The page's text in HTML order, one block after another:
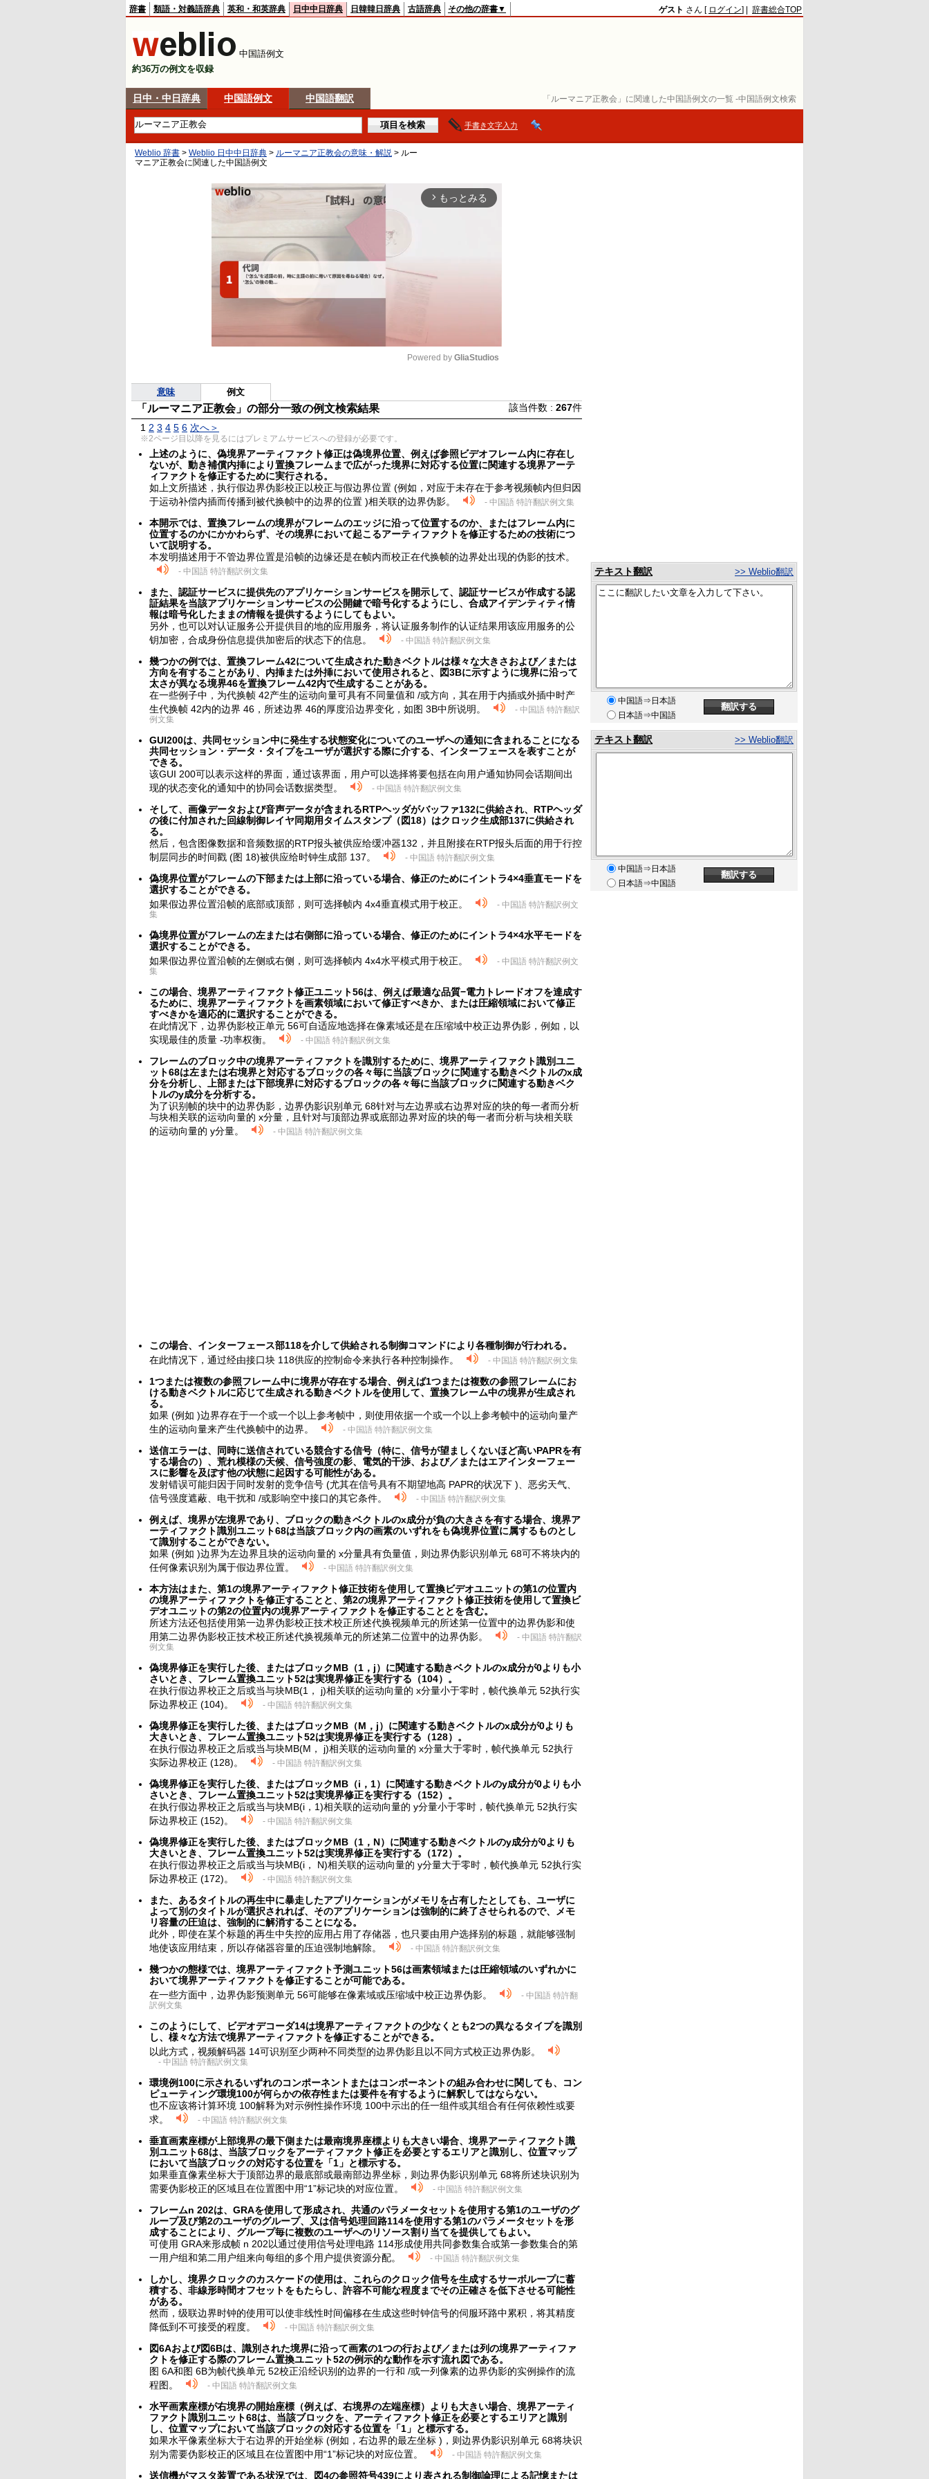
「ルーマニア正教会」に関連した中国語例文の一覧 -中国語例文検索
辞書 類語・対義語辞典 英和・和英辞典 日中中日辞典 日韓韓日辞典 古語辞典 その他の辞書▼ ゲスト さん [ ログイン] | 辞書総合TOP
中国語例文
約36万の例文を収録
日中・中日辞典 中国語例文 中国語翻訳
手書き文字入力
Weblio 辞書 > Weblio 日中中日辞典 > ルーマニア正教会の意味・解説 > ルー
マニア正教会に関連した中国語例文
arrow_forward_ios もっとみる
Powered by GliaStudios
意味 例文
「ルーマニア正教会」の部分一致の例文検索結果 該当件数 : 267件
1 2 3 4 5 6 次へ＞
※2ページ目以降を見るにはプレミアムサービスへの登録が必要です。
上述のように、偽境界アーティファクト修正は偽境界位置、例えば参照ビデオフレーム内に存在し
ないが、動き補償内挿により置換フレームまで広がった境界に対応する位置に関連する境界アーテ
ィファクトを修正するために実行される。
如上文所描述，执行假边界伪影校正以校正与假边界位置 (例如，对应于未存在于参考视频帧内但归因
于运动补偿内插而传播到被代换帧中的边界的位置 )相关联的边界伪影。
- 中国語 特許翻訳例文集
本開示では、置換フレームの境界がフレームのエッジに沿って位置するのか、またはフレーム内に
位置するのかにかかわらず、その境界において起こるアーティファクトを修正するための技術につ
いて説明する。
本发明描述用于不管边界位置是沿帧的边缘还是在帧内而校正在代换帧的边界处出现的伪影的技术。
- 中国語 特許翻訳例文集
また、認証サービスに提供先のアプリケーションサービスを開示して、認証サービスが作成する認
証結果を当該アプリケーションサービスの公開鍵で暗号化するようにし、合成アイデンティティ情
報は暗号化したままの情報を提供するようにしてもよい。
另外，也可以对认证服务公开提供目的地的应用服务，将认证服务制作的认证结果用该应用服务的公
钥加密，合成身份信息提供加密后的状态下的信息。
- 中国語 特許翻訳例文集
幾つかの例では、置換フレーム42について生成された動きベクトルは様々な大きさおよび／または
方向を有することがあり、内挿または外挿において使用されると、図3Bに示すように境界に沿って
太さが異なる境界46を置換フレーム42内で生成することがある。
在一些例子中，为代换帧 42产生的运动向量可具有不同量值和 /或方向，其在用于内插或外插中时产
生代换帧 42内的边界 46，所述边界 46的厚度沿边界变化，如图 3B中所说明。
- 中国語 特許翻訳
例文集
GUI200は、共同セッション中に発生する状態変化についてのユーザへの通知に含まれることになる
共同セッション・データ・タイプをユーザが選択する際に介する、インターフェースを表すことが
できる。
该GUI 200可以表示这样的界面，通过该界面，用户可以选择将要包括在向用户通知协同会话期间出
现的状态变化的通知中的协同会话数据类型。
- 中国語 特許翻訳例文集
そして、画像データおよび音声データが含まれるRTPヘッダがバッファ132に供給され、RTPヘッダ
の後に付加された回線制御レイヤ同期用タイムスタンプ（図18）はクロック生成部137に供給され
る。
然后，包含图像数据和音频数据的RTP报头被供应给缓冲器132，并且附接在RTP报头后面的用于行控
制层同步的时间戳 (图 18)被供应给时钟生成部 137。
- 中国語 特許翻訳例文集
偽境界位置がフレームの下部または上部に沿っている場合、修正のためにイントラ4×4垂直モードを
選択することができる。
如果假边界位置沿帧的底部或顶部，则可选择帧内 4x4垂直模式用于校正。
- 中国語 特許翻訳例文
集
偽境界位置がフレームの左または右側部に沿っている場合、修正のためにイントラ4×4水平モードを
選択することができる。
如果假边界位置沿帧的左侧或右侧，则可选择帧内 4x4水平模式用于校正。
- 中国語 特許翻訳例文
集
この場合、境界アーティファクト修正ユニット56は、例えば最適な品質−電力トレードオフを達成す
るために、境界アーティファクトを画素領域において修正すべきか、または圧縮領域において修正
すべきかを適応的に選択することができる。
在此情况下，边界伪影校正单元 56可自适应地选择在像素域还是在压缩域中校正边界伪影，例如，以
实现最佳的质量 -功率权衡。
- 中国語 特許翻訳例文集
フレームのブロック中の境界アーティファクトを識別するために、境界アーティファクト識別ユニ
ット68は左または右境界と対応するブロックの各々毎に当該ブロックに関連する動きベクトルのx成
分を分析し、上部または下部境界に対応するブロックの各々毎に当該ブロックに関連する動きベク
トルのy成分を分析する。
为了识别帧的块中的边界伪影，边界伪影识别单元 68针对与左边界或右边界对应的块的每一者而分析
与块相关联的运动向量的 x分量，且针对与顶部边界或底部边界对应的块的每一者而分析与块相关联
的运动向量的 y分量。
- 中国語 特許翻訳例文集
この場合、インターフェース部118を介して供給される制御コマンドにより各種制御が行われる。
在此情况下，通过经由接口块 118供应的控制命令来执行各种控制操作。
- 中国語 特許翻訳例文集
1つまたは複数の参照フレーム中に境界が存在する場合、例えば1つまたは複数の参照フレームにお
ける動きベクトルに応じて生成される動きベクトルを使用して、置換フレーム中の境界が生成され
る。
如果 (例如 )边界存在于一个或一个以上参考帧中，则使用依据一个或一个以上参考帧中的运动向量产
生的运动向量来产生代换帧中的边界。
- 中国語 特許翻訳例文集
送信エラーは、同時に送信されている競合する信号（特に、信号が望ましくないほど高いPAPRを有
する場合の）、荒れ模様の天候、信号強度の影、電気的干渉、および／またはエアインターフェー
スに影響を及ぼす他の状態に起因する可能性がある。
发射错误可能归因于同时发射的竞争信号 (尤其在信号具有不期望地高 PAPR的状况下 )、恶劣天气、
信号强度遮蔽、电干扰和 /或影响空中接口的其它条件。
- 中国語 特許翻訳例文集
例えば、境界が左境界であり、ブロックの動きベクトルのx成分が負の大きさを有する場合、境界ア
ーティファクト識別ユニット68は当該ブロック内の画素のいずれをも偽境界位置に属するものとし
て識別することができない。
如果 (例如 )边界为左边界且块的运动向量的 x分量具有负量值，则边界伪影识别单元 68可不将块内的
任何像素识别为属于假边界位置。
- 中国語 特許翻訳例文集
本方法はまた、第1の境界アーティファクト修正技術を使用して置換ビデオユニットの第1の位置内
の境界アーティファクトを修正することと、第2の境界アーティファクト修正技術を使用して置換ビ
デオユニットの第2の位置内の境界アーティファクトを修正することとを含む。
所述方法还包括使用第一边界伪影校正技术校正所述代换视频单元的所述第一位置中的边界伪影和使
用第二边界伪影校正技术校正所述代换视频单元的所述第二位置中的边界伪影。
- 中国語 特許翻訳
例文集
偽境界修正を実行した後、またはブロックMB（1，j）に関連する動きベクトルのx成分が0よりも小
さいとき、フレーム置換ユニット52は実境界修正を実行する（104）。
在执行假边界校正之后或当与块MB(1， j)相关联的运动向量的 x分量小于零时，帧代换单元 52执行实
际边界校正 (104)。
- 中国語 特許翻訳例文集
偽境界修正を実行した後、またはブロックMB（M，j）に関連する動きベクトルのx成分が0よりも
大きいとき、フレーム置換ユニット52は実境界修正を実行する（128）。
在执行假边界校正之后或当与块MB(M， j)相关联的运动向量的 x分量大于零时，帧代换单元 52执行
实际边界校正 (128)。
- 中国語 特許翻訳例文集
偽境界修正を実行した後、またはブロックMB（i，1）に関連する動きベクトルのy成分が0よりも小
さいとき、フレーム置換ユニット52は実境界修正を実行する（152）。
在执行假边界校正之后或当与块MB(i，1)相关联的运动向量的 y分量小于零时，帧代换单元 52执行实
际边界校正 (152)。
- 中国語 特許翻訳例文集
偽境界修正を実行した後、またはブロックMB（1，N）に関連する動きベクトルのy成分が0よりも
大きいとき、フレーム置換ユニット52は実境界修正を実行する（172）。
在执行假边界校正之后或当与块MB(i， N)相关联的运动向量的 y分量大于零时，帧代换单元 52执行实
际边界校正 (172)。
- 中国語 特許翻訳例文集
また、あるタイトルの再生中に暴走したアプリケーションがメモリを占有したとしても、ユーザに
よって別のタイトルが選択されれば、そのアプリケーションは強制的に終了させられるので、メモ
リ容量の圧迫は、強制的に解消することになる。
此外，即使在某个标题的再生中失控的应用占用了存储器，也只要由用户选择别的标题，就能够强制
地使该应用结束，所以存储器容量的压迫强制地解除。
- 中国語 特許翻訳例文集
幾つかの態様では、境界アーティファクト予測ユニット56は画素領域または圧縮領域のいずれかに
おいて境界アーティファクトを修正することが可能である。
在一些方面中，边界伪影预测单元 56可能够在像素域或压缩域中校正边界伪影。
- 中国語 特許翻
訳例文集
このようにして、ビデオデコーダ14は境界アーティファクトの少なくとも2つの異なるタイプを識別
し、様々な方法で境界アーティファクトを修正することができる。
以此方式，视频解码器 14可识别至少两种不同类型的边界伪影且以不同方式校正边界伪影。
- 中国語 特許翻訳例文集
環境例100に示されるいずれのコンポーネントまたはコンポーネントの組み合わせに関しても、コン
ピューティング環境100が何らかの依存性または要件を有するように解釈してはならない。
也不应该将计算环境 100解释为对示例性操作环境 100中示出的任一组件或其组合有任何依赖性或要
求。
- 中国語 特許翻訳例文集
垂直画素座標が上部境界の最下側または最南境界座標よりも大きい場合、境界アーティファクト識
別ユニット68は、当該ブロックをアーティファクト修正を必要とするエリアと識別し、位置マップ
において当該ブロックの対応する位置を「1」と標示する。
如果垂直像素坐标大于顶部边界的最底部或最南部边界坐标，则边界伪影识别单元 68将所述块识别为
需要伪影校正的区域且在位置图中用“1”标记块的对应位置。
- 中国語 特許翻訳例文集
フレームn 202は、GRAを使用して形成され、共通のパラメータセットを使用する第1のユーザのグ
ループ及び第2のユーザのグループ、又は信号処理回路114を使用する第1のパラメータセットを形
成することにより、グループ毎に複数のユーザへのリソース割り当てを提供してもよい。
可使用 GRA来形成帧 n 202以通过使用信号处理电路 114形成使用共同参数集合或第一参数集合的第
一用户组和第二用户组来向每组的多个用户提供资源分配。
- 中国語 特許翻訳例文集
しかし、境界クロックのカスケードの使用は、これらのクロック信号を生成するサーボループに蓄
積する、非線形時間オフセットをもたらし、許容不可能な程度までその正確さを低下させる可能性
がある。
然而，级联边界时钟的使用可以使非线性时间偏移在生成这些时钟信号的伺服环路中累积，将其精度
降低到不可接受的程度。
- 中国語 特許翻訳例文集
図6Aおよび図6Bは、識別された境界に沿って画素の1つの行および／または列の境界アーティファ
クトを修正する際のフレーム置換ユニット52の例示的な動作を示す流れ図である。
图 6A和图 6B为帧代换单元 52校正沿经识别的边界的一行和 /或一列像素的边界伪影的实例操作的流
程图。
- 中国語 特許翻訳例文集
水平画素座標が右境界の開始座標（例えば、右境界の左端座標）よりも大きい場合、境界アーティ
ファクト識別ユニット68は、当該ブロックを、アーティファクト修正を必要とするエリアと識別
し、位置マップにおいて当該ブロックの対応する位置を「1」と標示する。
如果水平像素坐标大于右边界的开始坐标 (例如，右边界的最左坐标 )，则边界伪影识别单元 68将块识
别为需要伪影校正的区域且在位置图中用“1”标记块的对应位置。
- 中国語 特許翻訳例文集
送信機がマスタ装置である状況では、図4の参照符号439により表される制御論理による記憶または
テキスト翻訳 >> Weblio翻訳
中国語⇒日本語
日本語⇒中国語
テキスト翻訳 >> Weblio翻訳
中国語⇒日本語
日本語⇒中国語